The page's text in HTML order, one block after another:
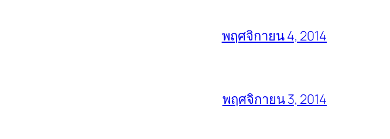
พฤศจิกายน 4, 2014
พฤศจิกายน 3, 2014